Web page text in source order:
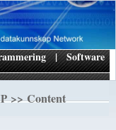
| Software
>> Content